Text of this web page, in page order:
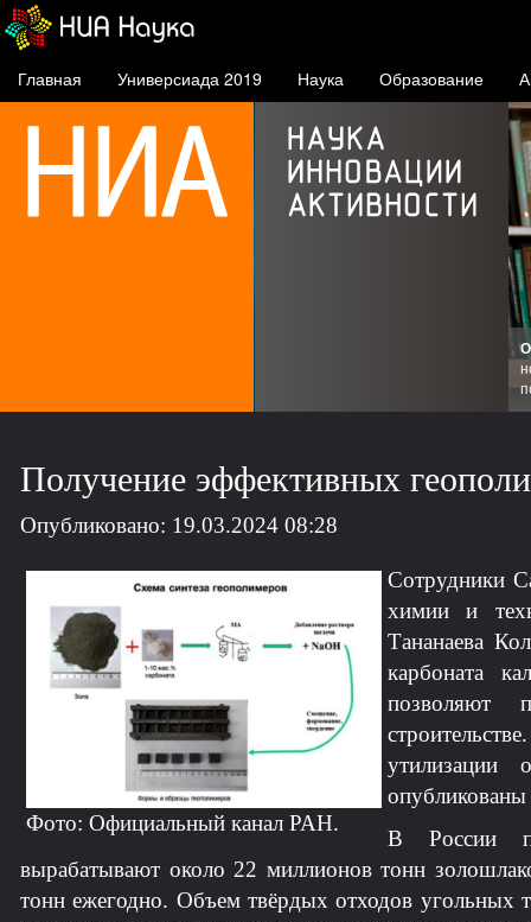
Главная Универсиада 2019 Наука Образование
Получение эффективных
Опубликовано: 19.03.2024 08:28
Фото: Официальный канал РАН.
Сотрудники
химии и
Тананаева
карбоната
позволяют
утилизации
В России
вырабатывают около 22 миллионов тонн
тонн ежегодно. Объем твёрдых отходов угольных